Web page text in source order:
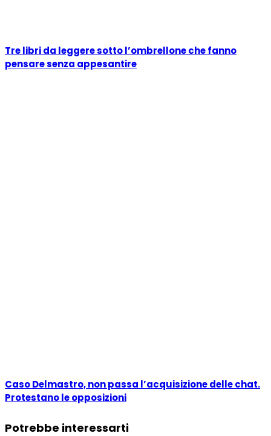
Tre libri da leggere sotto l’ombrellone che fanno
pensare senza appesantire
Caso Delmastro, non passa l’acquisizione delle chat.
Protestano le opposizioni
Potrebbe interessarti